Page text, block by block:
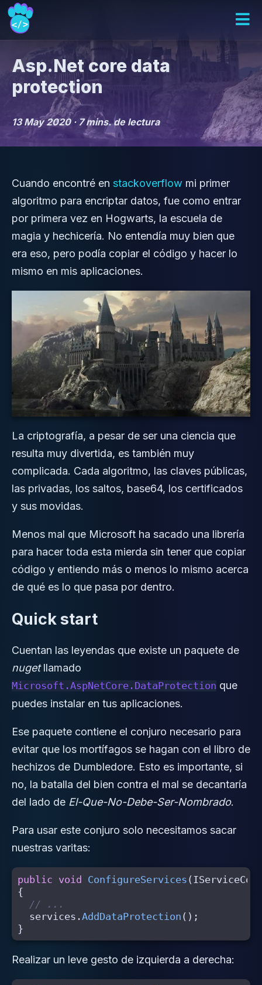
Asp.Net core data
protection
13 May 2020 · 7 mins. de lectura
Cuando encontré en stackoverflow mi primer
algoritmo para encriptar datos, fue como entrar
por primera vez en Hogwarts, la escuela de
magia y hechicería. No entendía muy bien que
era eso, pero podía copiar el código y hacer lo
mismo en mis aplicaciones.
La criptografía, a pesar de ser una ciencia que
resulta muy divertida, es también muy
complicada. Cada algoritmo, las claves públicas,
las privadas, los saltos, base64, los certificados
y sus movidas.
Menos mal que Microsoft ha sacado una librería
para hacer toda esta mierda sin tener que copiar
código y entiendo más o menos lo mismo acerca
de qué es lo que pasa por dentro.
Quick start
Cuentan las leyendas que existe un paquete de
nugetllamado
Microsoft.AspNetCore.DataProtection que
puedes instalar en tus aplicaciones.
Ese paquete contiene el conjuro necesario para
evitar que los mortífagos se hagan con el libro de
hechizos de Dumbledore. Esto es importante, si
no, la batalla del bien contra el mal se decantaría
del lado de El-Que-No-Debe-Ser-Nombrado.
Para usar este conjuro solo necesitamos sacar
nuestras varitas:
public void ConfigureServices (
{
// ...
services .AddDataProtection ();
}
Realizar un leve gesto de izquierda a derecha: